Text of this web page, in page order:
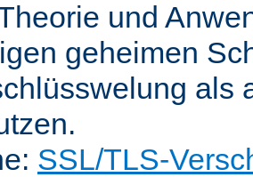
und
geheimen
als
SSL/TLS-